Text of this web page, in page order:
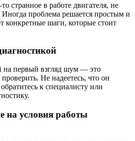
странное в работе двигателя, не
Иногда проблема решается простым и
конкретные шаги, которые стоит
на первый взгляд шум — это
Не надеетесь, что он
к специалисту или
на условия работы